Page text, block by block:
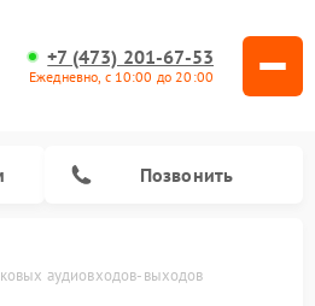
+7 (473) 201-67-53
Ежедневно, с 10:00 до 20:00
Позвонить
аудиовходов-выходов